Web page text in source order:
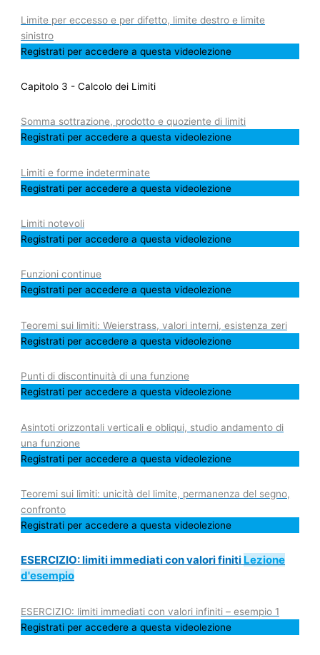
Limite per eccesso e per difetto, limite destro e limite
sinistro
Registrati per accedere a questa videolezione
Capitolo 3 - Calcolo dei Limiti
Somma sottrazione, prodotto e quoziente di limiti
Registrati per accedere a questa videolezione
Limiti e forme indeterminate
Registrati per accedere a questa videolezione
Limiti notevoli
Registrati per accedere a questa videolezione
Funzioni continue
Registrati per accedere a questa videolezione
Teoremi sui limiti: Weierstrass, valori interni, esistenza zeri
Registrati per accedere a questa videolezione
Punti di discontinuità di una funzione
Registrati per accedere a questa videolezione
Asintoti orizzontali verticali e obliqui, studio andamento di
una funzione
Registrati per accedere a questa videolezione
Teoremi sui limiti: unicità del limite, permanenza del segno,
confronto
Registrati per accedere a questa videolezione
ESERCIZIO: limiti immediati con valori finiti Lezione
d'esempio
ESERCIZIO: limiti immediati con valori infiniti – esempio 1
Registrati per accedere a questa videolezione